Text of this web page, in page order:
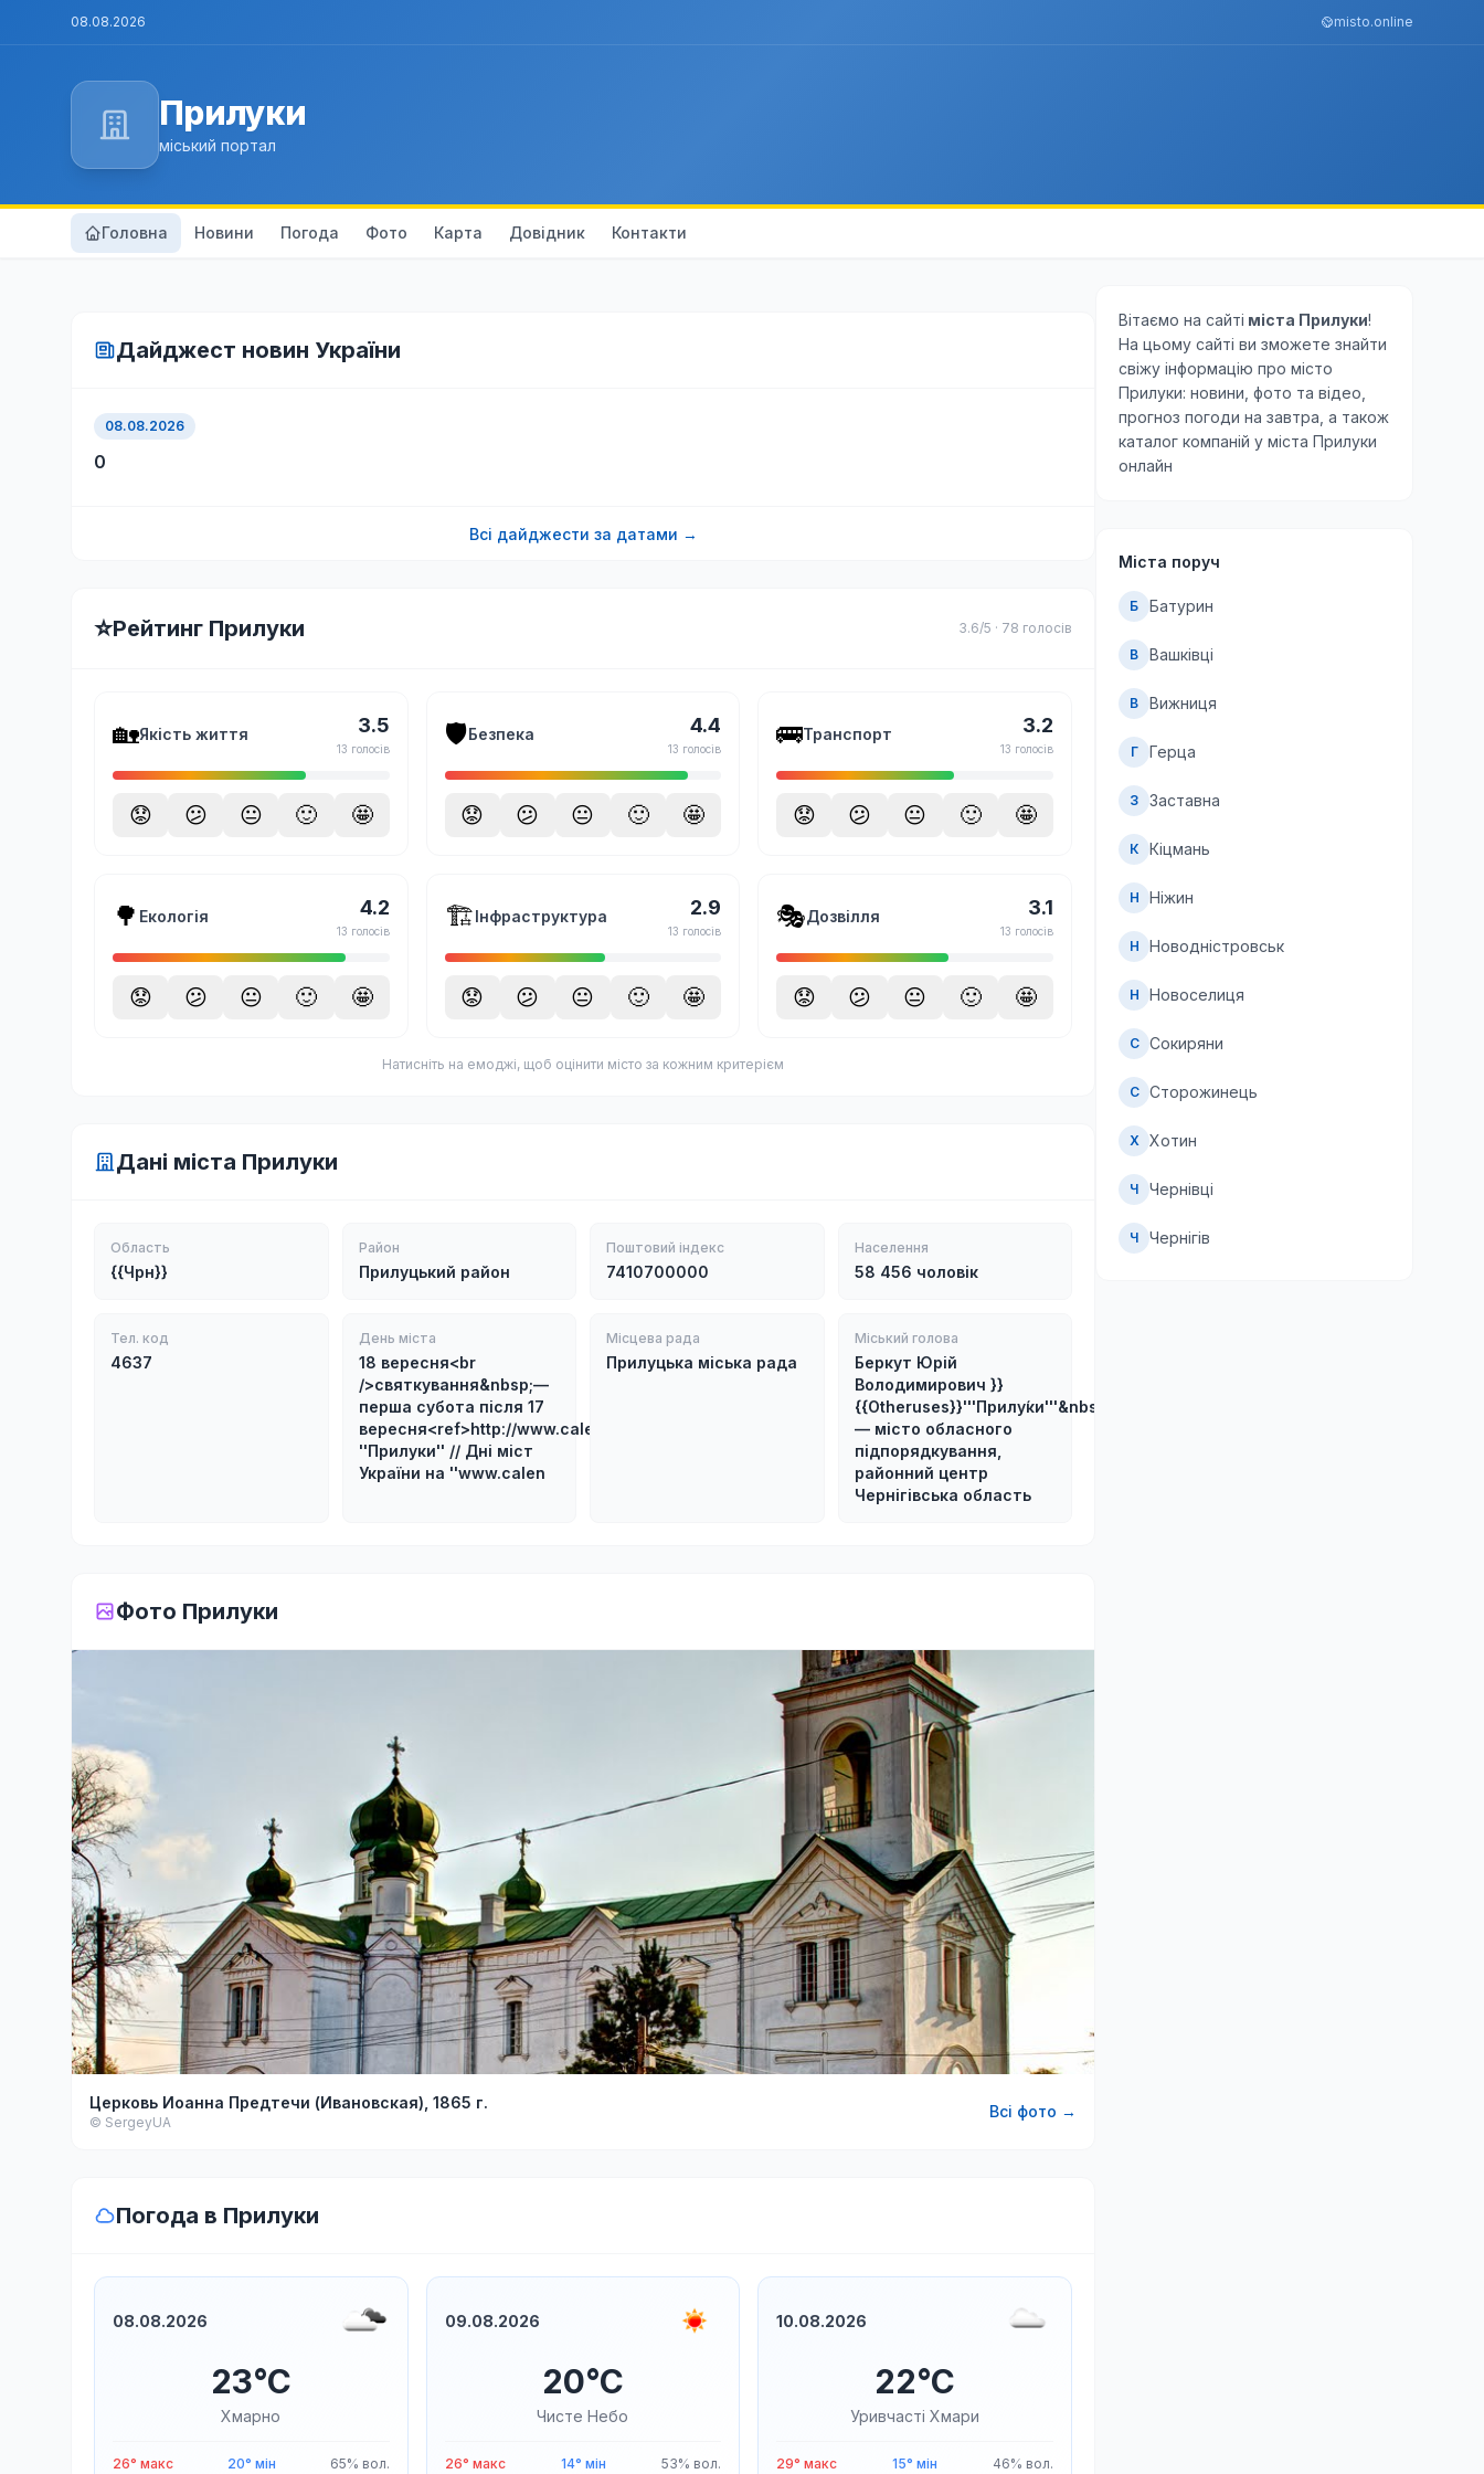
08.08.2026 misto.online
Прилуки
міський портал
Головна Новини Погода Фото Карта Довідник Контакти
Дайджест новин України
08.08.2026
0
Всі дайджести за датами →
⭐Рейтинг Прилуки 3.6/5 · 78 голосів
🏡Якість життя 3.5
13 голосів
😟 😕 😐 🙂 🤩
🛡️Безпека 4.4
13 голосів
😟 😕 😐 🙂 🤩
🚌Транспорт 3.2
13 голосів
😟 😕 😐 🙂 🤩
🌳 Екологія 4.2
13 голосів
😟 😕 😐 🙂 🤩
🏗️Інфраструктура 2.9
13 голосів
😟 😕 😐 🙂 🤩
🎭Дозвілля 3.1
13 голосів
😟 😕 😐 🙂 🤩
Натисніть на емоджі, щоб оцінити місто за кожним критерієм
Дані міста Прилуки
Область
{{Чрн}}
Район
Прилуцький район
Поштовий індекс
7410700000
Населення
58 456 чоловік
Тел. код
4637
День міста
18 вересня<br
/>святкування&nbsp;—
перша субота після 17
вересня<ref>http://www.calend.ru/cityday/1081/
''Прилуки'' // Дні міст
України на ''www.calen
Місцева рада
Прилуцька міська рада
Міський голова
Беркут Юрій
Володимирович }}
{{Otheruses}}'''Прилу́ки'''&nbsp;
— місто обласного
підпорядкування,
районний центр
Чернігівська область
Фото Прилуки
Церковь Иоанна Предтечи (Ивановская), 1865 г.
© SergeyUA
Всі фото →
Погода в Прилуки
08.08.2026
23°C
Хмарно
26° макс 20° мін 65% вол.
09.08.2026
20°C
Чисте Небо
26° макс 14° мін 53% вол.
10.08.2026
22°C
Уривчасті Хмари
29° макс 15° мін 46% вол.
Вітаємо на сайті міста Прилуки!
На цьому сайті ви зможете знайти
свіжу інформацію про місто
Прилуки: новини, фото та відео,
прогноз погоди на завтра, а також
каталог компаній у міста Прилуки
онлайн
Міста поруч
Б Батурин
В Вашківці
В Вижниця
Г Герца
З Заставна
К Кіцмань
Н Ніжин
Н Новодністровськ
Н Новоселиця
С Сокиряни
С Сторожинець
Х Хотин
Ч Чернівці
Ч Чернігів